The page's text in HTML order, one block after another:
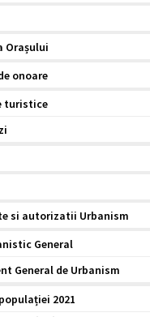
Orașului
onoare
turistice
si autorizatii Urbanism
General
General de Urbanism
2021